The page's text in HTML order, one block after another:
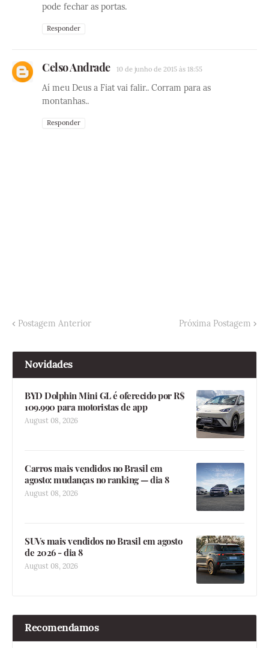
pode fechar as portas.
Responder
Celso Andrade 10 de junho de 2015 às 18:55
Aí meu Deus a Fiat vai falir.. Corram para as
montanhas..
Responder
Postagem Anterior Próxima Postagem
Novidades
BYD Dolphin Mini GL é oferecido por R$
109.990 para motoristas de app
August 08, 2026
Carros mais vendidos no Brasil em
agosto: mudanças no ranking — dia 8
August 08, 2026
SUVs mais vendidos no Brasil em agosto
de 2026 - dia 8
August 08, 2026
Recomendamos